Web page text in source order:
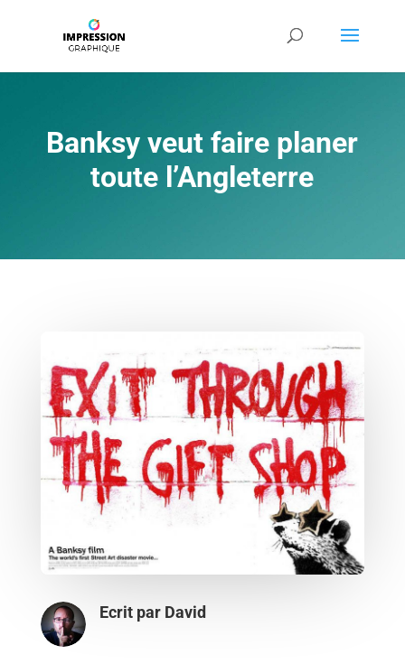
Banksy veut faire planer
toute l’Angleterre
Ecrit par David